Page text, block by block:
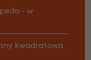
- w
kwadratowa